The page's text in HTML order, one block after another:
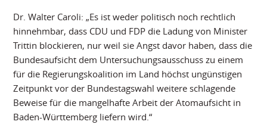
Dr. Walter Caroli: „Es ist weder politisch noch rechtlich
hinnehmbar, dass CDU und FDP die Ladung von Minister
Trittin blockieren, nur weil sie Angst davor haben, dass die
Bundesaufsicht dem Untersuchungsausschuss zu einem
für die Regierungskoalition im Land höchst ungünstigen
Zeitpunkt vor der Bundestagswahl weitere schlagende
Beweise für die mangelhafte Arbeit der Atomaufsicht in
Baden-Württemberg liefern wird.“